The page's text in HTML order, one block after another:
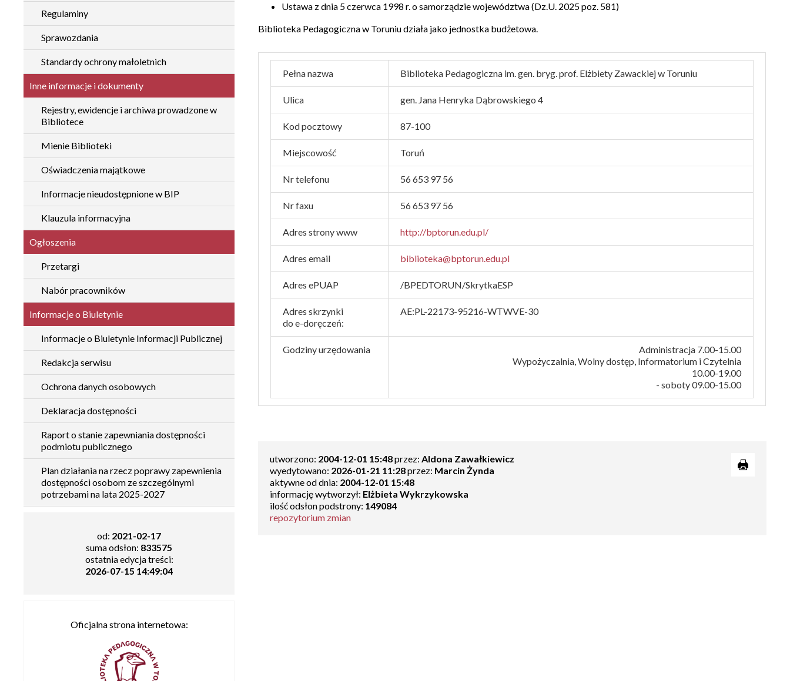
Regulaminy
Sprawozdania
Standardy ochrony małoletnich
Inne informacje i dokumenty
Rejestry, ewidencje i archiwa prowadzone w
Bibliotece
Mienie Biblioteki
Oświadczenia majątkowe
Informacje nieudostępnione w BIP
Klauzula informacyjna
Ogłoszenia
Przetargi
Nabór pracowników
Informacje o Biuletynie
Informacje o Biuletynie Informacji Publicznej
Redakcja serwisu
Ochrona danych osobowych
Deklaracja dostępności
Raport o stanie zapewniania dostępności
podmiotu publicznego
Plan działania na rzecz poprawy zapewnienia
dostępności osobom ze szczególnymi
potrzebami na lata 2025-2027
od: 2021-02-17
suma odsłon: 833575
ostatnia edycja treści:
2026-07-15 14:49:04
Oficjalna strona internetowa:
Ustawa z dnia 5 czerwca 1998 r. o samorządzie województwa (Dz.U. 2025 poz. 581)
Biblioteka Pedagogiczna w Toruniu działa jako jednostka budżetowa.
Pełna nazwa Biblioteka Pedagogiczna im. gen. bryg. prof. Elżbiety Zawackiej w Toruniu
Ulica gen. Jana Henryka Dąbrowskiego 4
Kod pocztowy 87-100
Miejscowość Toruń
Nr telefonu 56 653 97 56
Nr faxu 56 653 97 56
Adres strony www http://bptorun.edu.pl/
Adres email biblioteka@bptorun.edu.pl
Adres ePUAP /BPEDTORUN/SkrytkaESP
Adres skrzynki
do e-doręczeń:
AE:PL-22173-95216-WTWVE-30
Godziny urzędowania
Administracja 7.00-15.00
Wypożyczalnia, Wolny dostęp, Informatorium i Czytelnia
10.00-19.00
- soboty 09.00-15.00
utworzono: 2004-12-01 15:48przez:Aldona Zawałkiewicz
wyedytowano: 2026-01-21 11:28przez: Marcin Żynda
aktywne od dnia: 2004-12-01 15:48
informację wytworzył: Elżbieta Wykrzykowska
ilość odsłon podstrony: 149084
repozytorium zmian